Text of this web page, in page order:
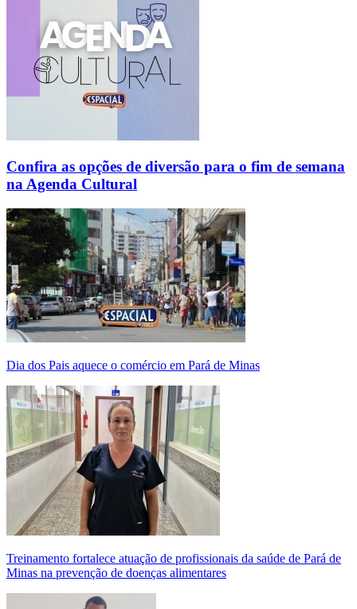
Confira as opções de diversão para o fim de semana
na Agenda Cultural
Dia dos Pais aquece o comércio em Pará de Minas
Treinamento fortalece atuação de profissionais da saúde de Pará de
Minas na prevenção de doenças alimentares